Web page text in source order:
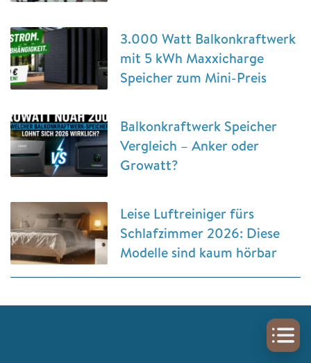
3.000 Watt Balkonkraftwerk
mit 5 kWh Maxxicharge
Speicher zum Mini-Preis
Balkonkraftwerk Speicher
Vergleich – Anker oder
Growatt?
Leise Luftreiniger fürs
Schlafzimmer 2026: Diese
Modelle sind kaum hörbar